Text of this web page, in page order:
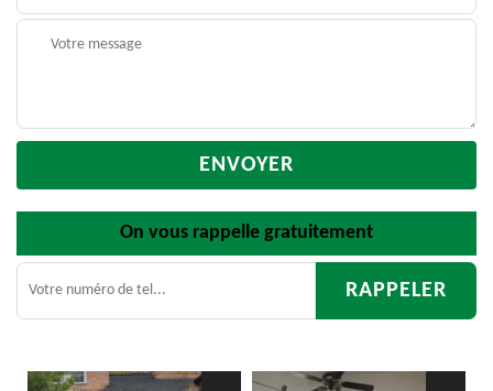
On vous rappelle gratuitement